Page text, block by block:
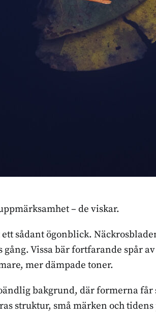
– de viskar.
sådant ögonblick.
Vissa bär fortfarande spår
mer dämpade toner.
bakgrund, där formerna
struktur, små märken och